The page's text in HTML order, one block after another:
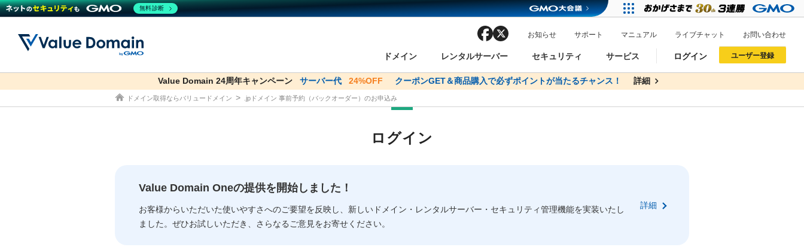
ドメイン
ドメイン ドメイン検索
ドメイン一括検索
人気ドメインの種類 WHOIS検索
レンタルサーバー
レンタルサーバー コアサーバー
セキュリティ
セキュリティ Value Domain ネットde診断
サービス
サービス お得意様割引
バリュードメインAPI
facebook お知らせ サポート マニュアル ライブチャット お問い合わせ
ログイン
従来のバリュードメインをご利用希望の方 おすすめ One レンタルサーバーを含む最新の機能を使う方
以下でもログイン可能
ユーザー登録
従来のバリュードメインをご利用希望の方 おすすめ One レンタルサーバーを含む最新の機能を使う方
以下でも登録可能
Value Domain 24周年キャンペーン サーバー代 24%OFF クーポンGET＆商品購入で必ずポイントが当たるチャンス！ 詳細
co.jpドメイン✕コアサーバーV2ビジネス応援キャンペーン サーバー料金1年間無料 詳細
ドメイン取得ならバリュードメイン .jpドメイン 事前予約（バックオーダー）のお申込み
ログイン
Value Domain Oneの提供を開始しました！
お客様からいただいた使いやすさへのご要望を反映し、新しいドメイン・レンタルサーバー・セキュリティ管理機能を実装いたし
ました。ぜひお試しいただき、さらなるご意見をお寄せください。
詳細
無料診断